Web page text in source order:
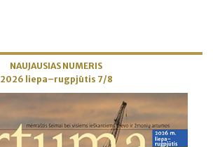
NAUJAUSIAS NUMERIS
2026 liepa–rugpjūtis 7/8